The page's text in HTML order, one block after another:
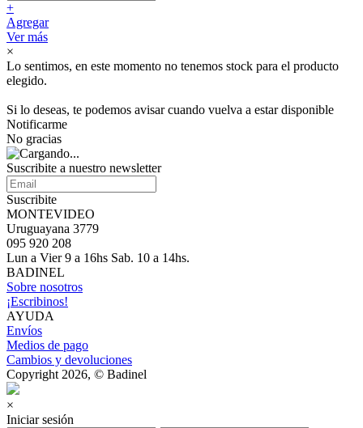
+
Agregar
Ver más
×
Lo sentimos, en este momento no tenemos stock para el producto
elegido.
Si lo deseas, te podemos avisar cuando vuelva a estar disponible
Notificarme
No gracias
Suscribite a nuestro newsletter
Suscribite
MONTEVIDEO
Uruguayana 3779
095 920 208
Lun a Vier 9 a 16hs Sab. 10 a 14hs.
BADINEL
Sobre nosotros
¡Escribinos!
AYUDA
Envíos
Medios de pago
Cambios y devoluciones
Copyright 2026, © Badinel
×
Iniciar sesión